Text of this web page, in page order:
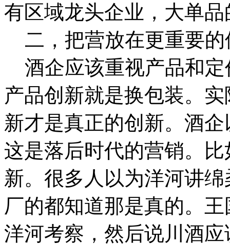
有区域龙头企业，大单
二，把营放在更重要
酒企应该重视产品和定
产品创新就是换包装。
新才是真正的创新。酒
这是落后时代的营销。
新。很多人以为洋河讲
厂的都知道那是真的。
洋河考察，然后说川酒